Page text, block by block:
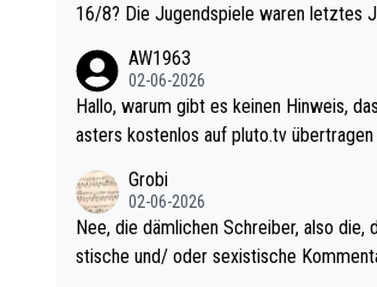
16/8? Die Jugendspiele waren letztes Jahr durchaus sehr kur
l. Allerdings ist Mitchell Lawrie als Nummer 1 der Welt eh quali
fiziert. Somit ändert die automatische
eisters erstmal nichts. Ich denke sie wollen damit für nächste
d wohl wenig WDF Turniere spielen.
etztes Jahr der Fall. Er musste als
urch den Qualifier und ich glaube kaum,
(in Vegas) antun würde, wenn er doch
AW1963
02-06-2026
Hallo, warum gibt es keinen Hinweis, dass die Nordic Darts M
asters kostenlos auf pluto.tv
Grobi
02-06-2026
Nee, die dämlichen Schreiber, also die,
stische und/ oder sexistische